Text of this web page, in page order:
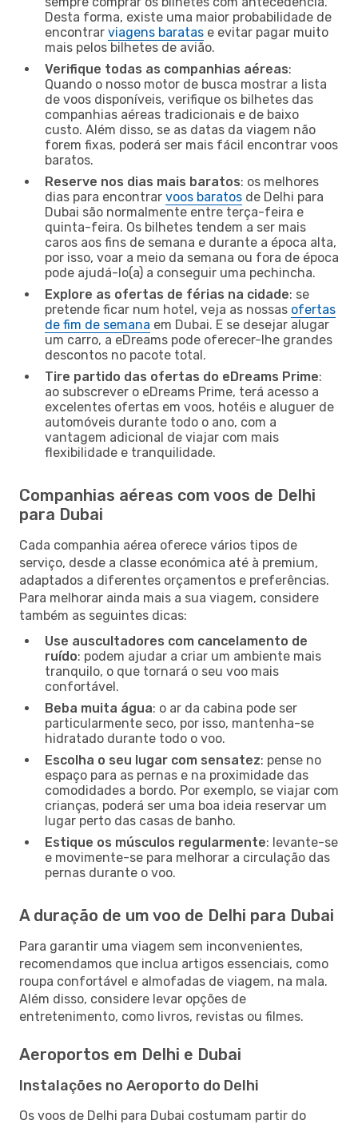
Desta forma, existe uma maior probabilidade de
encontrar viagens baratas e evitar pagar muito
mais pelos bilhetes de avião.
Verifique todas as companhias aéreas:
Quando o nosso motor de busca mostrar a lista
de voos disponíveis, verifique os bilhetes das
companhias aéreas tradicionais e de baixo
custo. Além disso, se as datas da viagem não
forem fixas, poderá ser mais fácil encontrar voos
baratos.
Reserve nos dias mais baratos: os melhores
dias para encontrar voos baratos de Delhi para
Dubai são normalmente entre terça-feira e
quinta-feira. Os bilhetes tendem a ser mais
caros aos fins de semana e durante a época alta,
por isso, voar a meio da semana ou fora de época
pode ajudá-lo(a) a conseguir uma pechincha.
Explore as ofertas de férias na cidade: se
pretende ficar num hotel, veja as nossas ofertas
de fim de semana em Dubai. E se desejar alugar
um carro, a eDreams pode oferecer-lhe grandes
descontos no pacote total.
Tire partido das ofertas do eDreams Prime:
ao subscrever o eDreams Prime, terá acesso a
excelentes ofertas em voos, hotéis e aluguer de
automóveis durante todo o ano, com a
vantagem adicional de viajar com mais
flexibilidade e tranquilidade.
Companhias aéreas com voos de Delhi
para Dubai
Cada companhia aérea oferece vários tipos de
serviço, desde a classe económica até à premium,
adaptados a diferentes orçamentos e preferências.
Para melhorar ainda mais a sua viagem, considere
também as seguintes dicas:
Use auscultadores com cancelamento de
ruído: podem ajudar a criar um ambiente mais
tranquilo, o que tornará o seu voo mais
confortável.
Beba muita água: o ar da cabina pode ser
particularmente seco, por isso, mantenha-se
hidratado durante todo o voo.
Escolha o seu lugar com sensatez: pense no
espaço para as pernas e na proximidade das
comodidades a bordo. Por exemplo, se viajar com
crianças, poderá ser uma boa ideia reservar um
lugar perto das casas de banho.
Estique os músculos regularmente: levante-se
e movimente-se para melhorar a circulação das
pernas durante o voo.
A duração de um voo de Delhi para Dubai
Para garantir uma viagem sem inconvenientes,
recomendamos que inclua artigos essenciais, como
roupa confortável e almofadas de viagem, na mala.
Além disso, considere levar opções de
entretenimento, como livros, revistas ou filmes.
Aeroportos em Delhi e Dubai
Instalações no Aeroporto do Delhi
Os voos de Delhi para Dubai costumam partir do